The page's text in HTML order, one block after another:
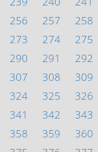
256 257
258
273 274
275
290 291
292
307 308
309
324 325
326
341 342
343
358 359
360